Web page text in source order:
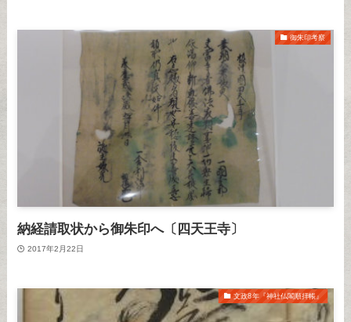
御朱印考察
納経請取状から御朱印へ〔四天王寺〕
2017年2月22日
文政8年『神社仏閣順拝帳』